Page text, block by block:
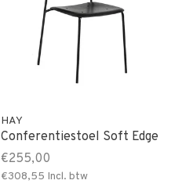
HAY
Conferentiestoel Soft Edge
€255,00
€308,55 Incl. btw